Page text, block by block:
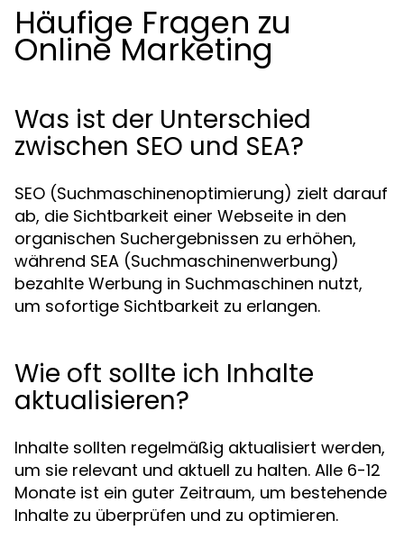
Häufige Fragen zu
Online Marketing
Was ist der Unterschied
zwischen SEO und SEA?
SEO (Suchmaschinenoptimierung) zielt darauf
ab, die Sichtbarkeit einer Webseite in den
organischen Suchergebnissen zu erhöhen,
während SEA (Suchmaschinenwerbung)
bezahlte Werbung in Suchmaschinen nutzt,
um sofortige Sichtbarkeit zu erlangen.
Wie oft sollte ich Inhalte
aktualisieren?
Inhalte sollten regelmäßig aktualisiert werden,
um sie relevant und aktuell zu halten. Alle 6-12
Monate ist ein guter Zeitraum, um bestehende
Inhalte zu überprüfen und zu optimieren.